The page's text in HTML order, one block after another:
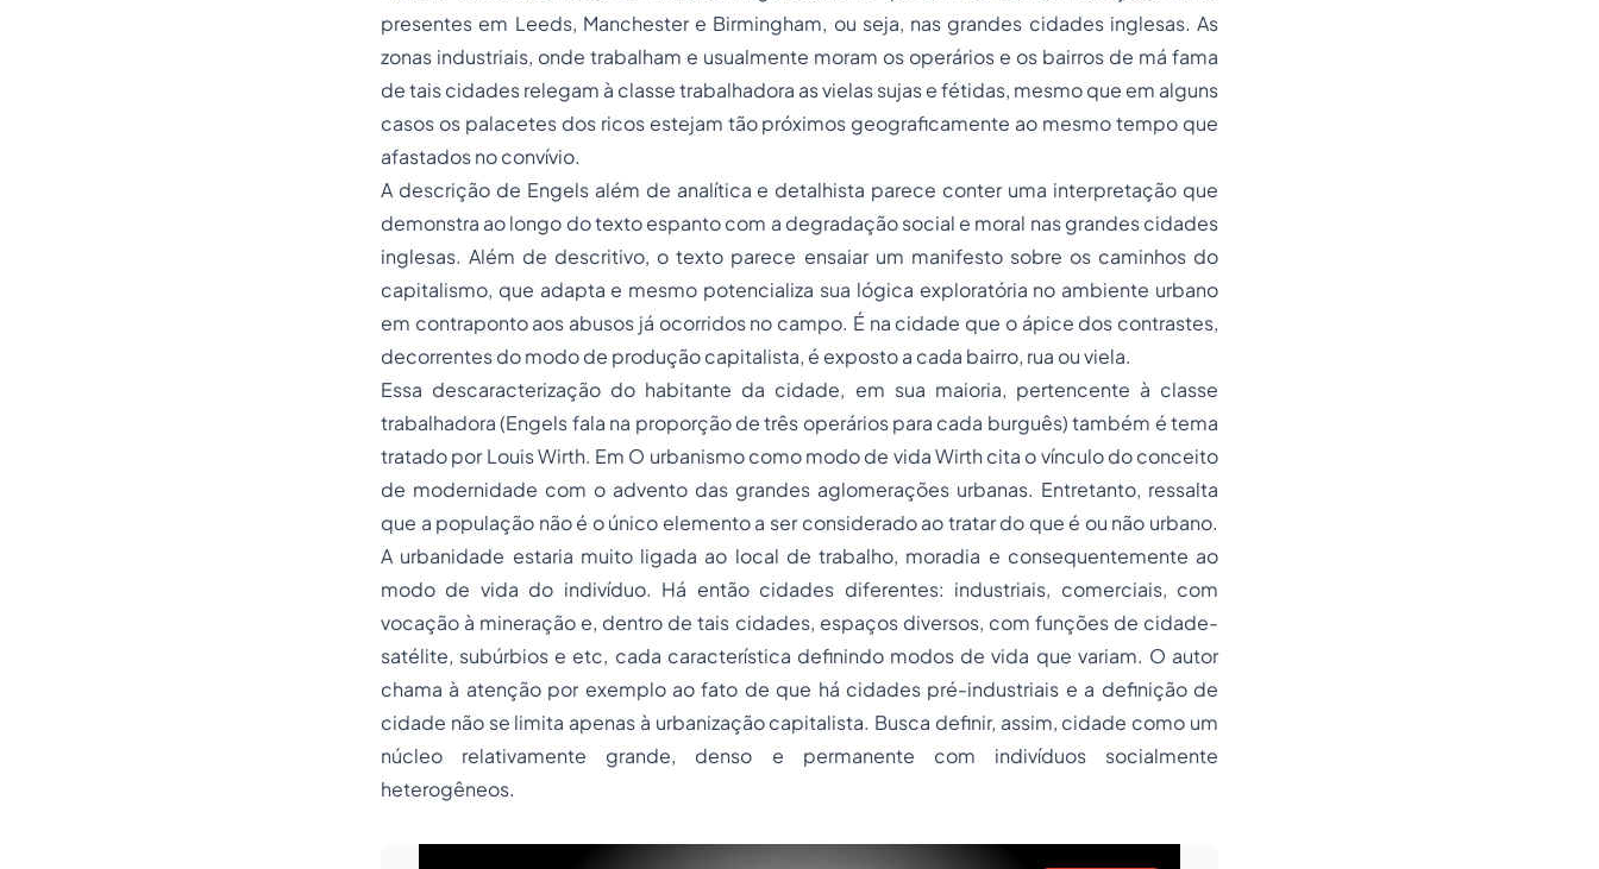
presentes em Leeds, Manchester e Birmingham, ou seja, nas grandes cidades inglesas. As
zonas industriais, onde trabalham e usualmente moram os operários e os bairros de má fama
de tais cidades relegam à classe trabalhadora as vielas sujas e fétidas, mesmo que em alguns
casos os palacetes dos ricos estejam tão próximos geograficamente ao mesmo tempo que
afastados no convívio.
A descrição de Engels além de analítica e detalhista parece conter uma interpretação que
demonstra ao longo do texto espanto com a degradação social e moral nas grandes cidades
inglesas. Além de descritivo, o texto parece ensaiar um manifesto sobre os caminhos do
capitalismo, que adapta e mesmo potencializa sua lógica exploratória no ambiente urbano
em contraponto aos abusos já ocorridos no campo. É na cidade que o ápice dos contrastes,
decorrentes do modo de produção capitalista, é exposto a cada bairro, rua ou viela.
Essa descaracterização do habitante da cidade, em sua maioria, pertencente à classe
trabalhadora (Engels fala na proporção de três operários para cada burguês) também é tema
tratado por Louis Wirth. Em O urbanismo como modo de vida Wirth cita o vínculo do conceito
de modernidade com o advento das grandes aglomerações urbanas. Entretanto, ressalta
que a população não é o único elemento a ser considerado ao tratar do que é ou não urbano.
A urbanidade estaria muito ligada ao local de trabalho, moradia e consequentemente ao
modo de vida do indivíduo. Há então cidades diferentes: industriais, comerciais, com
vocação à mineração e, dentro de tais cidades, espaços diversos, com funções de cidade-
satélite, subúrbios e etc, cada característica definindo modos de vida que variam. O autor
chama à atenção por exemplo ao fato de que há cidades pré-industriais e a definição de
cidade não se limita apenas à urbanização capitalista. Busca definir, assim, cidade como um
núcleo relativamente grande, denso e permanente com indivíduos socialmente
heterogêneos.